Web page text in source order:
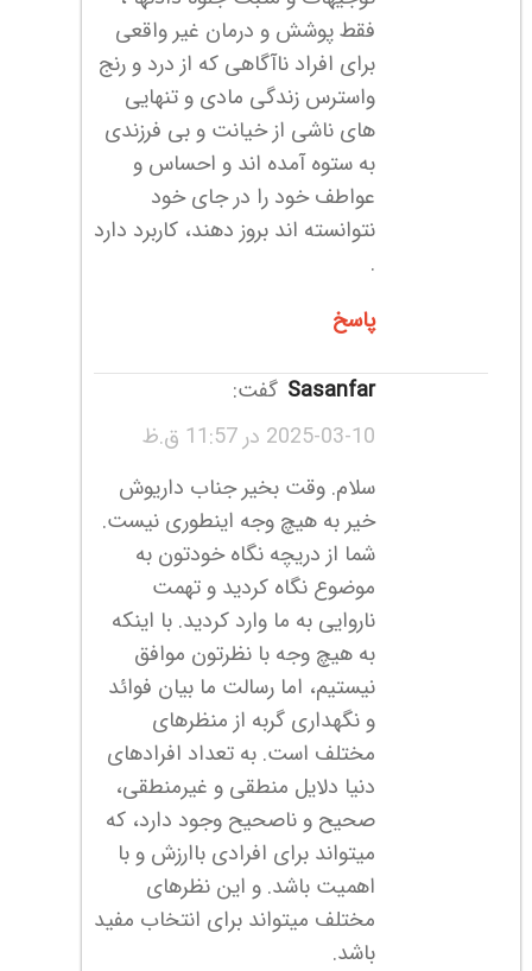
فقط پوشش و درمان غیر واقعی
برای افراد ناآگاهی که از درد و رنج
واسترس زندگی مادی و تنهایی
های ناشی از خیانت و بی فرزندی
به ستوه آمده اند و احساس و
عواطف خود را در جای خود
نتوانسته اند بروز دهند، کاربرد دارد
.
پاسخ
sasanfar
گفت:
2025-03-10 در 11:57 ق.ظ
سلام. وقت بخیر جناب داریوش
خیر به هیچ وجه اینطوری نیست.
شما از دریچه نگاه خودتون به
موضوع نگاه کردید و تهمت
ناروایی به ما وارد کردید. با اینکه
به هیچ وجه با نظرتون موافق
نیستیم، اما رسالت ما بیان فوائد
و نگهداری گربه از منظرهای
مختلف است. به تعداد افرادهای
دنیا دلایل منطقی و غیرمنطقی،
صحیح و ناصحیح وجود دارد، که
میتواند برای افرادی باارزش و با
اهمیت باشد. و این نظرهای
مختلف میتواند برای انتخاب مفید
باشد.